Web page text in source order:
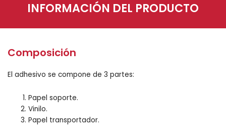
INFORMACIÓN DEL PRODUCTO
Composición
El adhesivo se compone de 3 partes:
Papel soporte.
Vinilo.
Papel transportador.